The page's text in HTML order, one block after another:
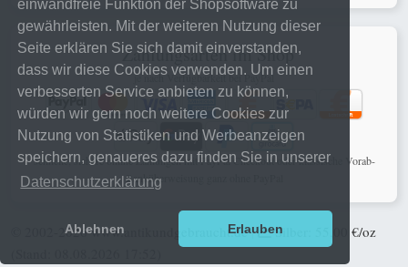
einwandfreie Funktion der Shopsoftware zu
gewährleisten. Mit der weiteren Nutzung dieser
Seite erklären Sie sich damit einverstanden,
dass wir diese Cookies verwenden. Um einen
verbesserten Service anbieten zu können,
würden wir gern noch weitere Cookies zur
Nutzung von Statistiken und Werbeanzeigen
speichern, genaueres dazu finden Sie in unserer
Datenschutzerklärung
Ablehnen Erlauben
Zahlungsarten im Shop
je nach Verfügbarkeit bei PayPal
schnelle, sichere online Zahlungen mit PayPal Checkout oder klassische Vorab-
Banküberweisung ganz ohne PayPal
© 2002-2026www.antikundgebraucht.de |
Silber: 55,00 €/oz